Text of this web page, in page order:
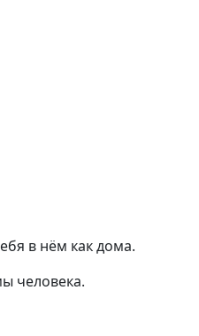
в нём как дома.
человека.